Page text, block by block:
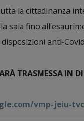
la cittadinanza
sala fino
anti-
TRASMESSA IN
vmp-jeiu-tvc